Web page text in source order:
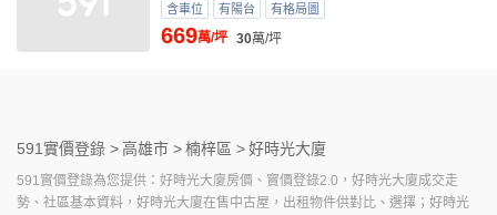
含車位 有陽台 有格局圖
669萬/坪 30萬/坪
591實價登錄 >高雄市 >楠梓區 >好時光大廈
591實價登錄為您提供：好時光大廈房價、實價登錄2.0，好時光大廈成交走
勢、社區基本資料，好時光大廈在售中古屋，出租物件供對比、選擇；好時光